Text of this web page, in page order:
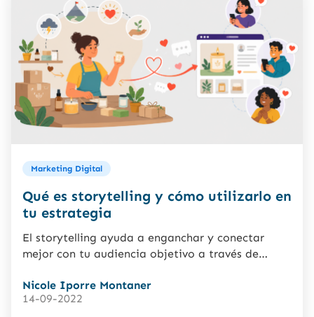
Marketing Digital
Qué es storytelling y cómo utilizarlo en
tu estrategia
El storytelling ayuda a enganchar y conectar
mejor con tu audiencia objetivo a través de
Nicole Iporre Montaner
14-09-2022